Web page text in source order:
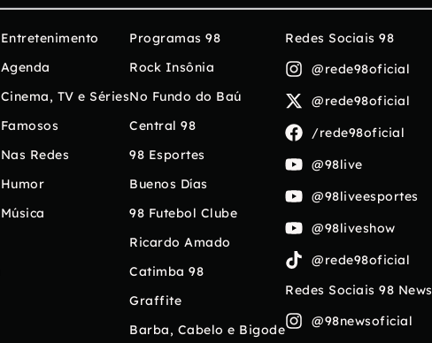
Entretenimento
Agenda
Cinema, TV e Séries
Famosos
Nas Redes
Humor
Música
Programas 98
Rock Insônia
No Fundo do Baú
Central 98
98 Esportes
Buenos Días
98 Futebol Clube
Ricardo Amado
Catimba 98
Graffite
Barba, Cabelo e Bigode
Redes Sociais 98
@rede98oficial
@rede98oficial
/rede98oficial
@98live
@98liveesportes
@98liveshow
@rede98oficial
Redes Sociais 98 News
@98newsoficial